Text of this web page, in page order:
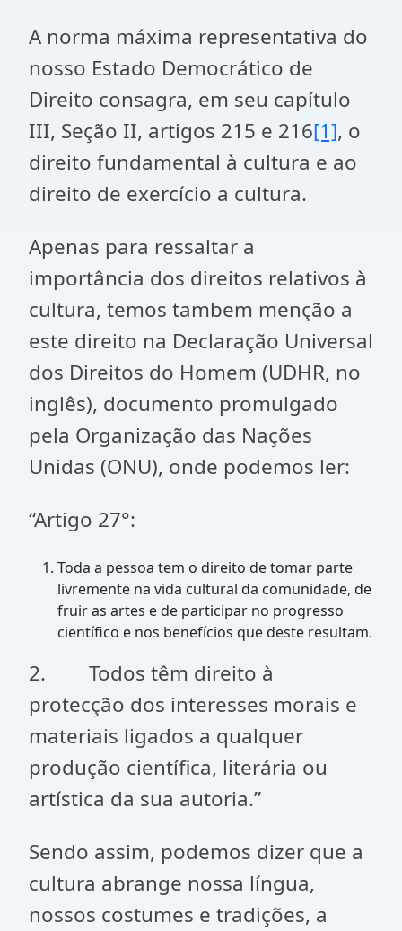
A norma máxima representativa do
nosso Estado Democrático de
Direito consagra, em seu capítulo
III, Seção II, artigos 215 e 216[1], o
direito fundamental à cultura e ao
direito de exercício a cultura.
Apenas para ressaltar a
importância dos direitos relativos à
cultura, temos tambem menção a
este direito na Declaração Universal
dos Direitos do Homem (UDHR, no
inglês), documento promulgado
pela Organização das Nações
Unidas (ONU), onde podemos ler:
“Artigo 27°:
Toda a pessoa tem o direito de tomar parte
livremente na vida cultural da comunidade, de
fruir as artes e de participar no progresso
científico e nos benefícios que deste resultam.
2. Todos têm direito à
protecção dos interesses morais e
materiais ligados a qualquer
produção científica, literária ou
artística da sua autoria.”
Sendo assim, podemos dizer que a
cultura abrange nossa língua,
nossos costumes e tradições, a